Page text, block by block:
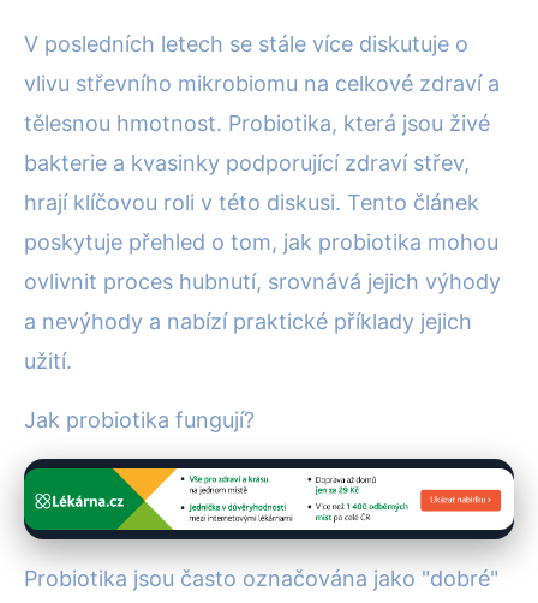
Zhubnout?
V posledních letech se stále více diskutuje o
vlivu střevního mikrobiomu na celkové zdraví a
tělesnou hmotnost. Probiotika, která jsou živé
bakterie a kvasinky podporující zdraví střev,
hrají klíčovou roli v této diskusi. Tento článek
poskytuje přehled o tom, jak probiotika mohou
ovlivnit proces hubnutí, srovnává jejich výhody
a nevýhody a nabízí praktické příklady jejich
užití.
Jak probiotika fungují?
Probiotika jsou často označována jako "dobré"